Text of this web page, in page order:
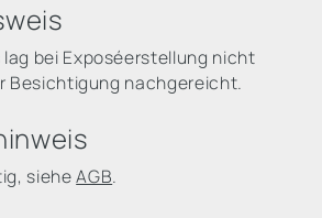
lag bei Exposéerstellung nicht
Besichtigung nachgereicht.
sieheAGB.